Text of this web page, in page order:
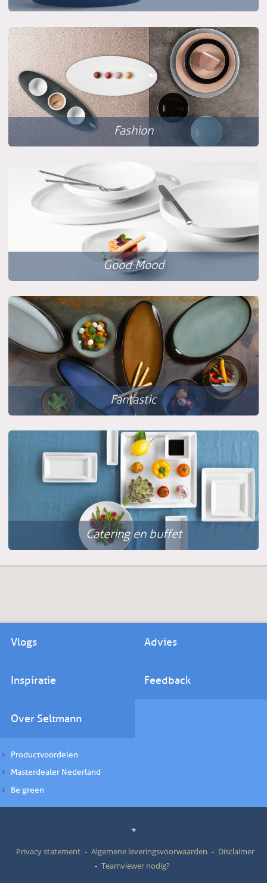
Fashion
Good Mood
Fantastic
Catering en buffet
Vlogs Advies
Inspiratie Feedback
Over Seltmann
Productvoordelen
Masterdealer Nederland
Be green
*
Privacy statement
Algemene leveringsvoorwaarden
Disclaimer
Teamviewer nodig?